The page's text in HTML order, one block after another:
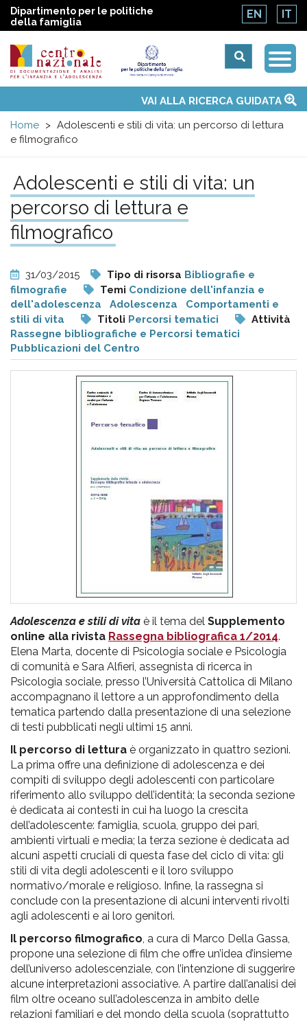
Dipartimento per le politiche
della famiglia
EN IT
Centro
nazionale
di
Documentazione
e
analisi
pr
l'infanzia
e
l'adolescenza
menu
Temi
Attività
Convenzione ONUVAI ALLA RICERCA GUIDATA
Home
Adolescenti e stili di vita: un percorso di lettura
e filmografico
Adolescenti e stili di vita: un
percorso di lettura e
filmografico
31/03/2015 Tipo di risorsa Bibliografie e
filmografie
Temi Condizione dell'infanzia e
dell'adolescenza
Adolescenza
Comportamenti e
stili di vita
Titoli Percorsi tematici
Attività
Rassegne bibliografiche e Percorsi tematici
Pubblicazioni del Centro
Adolescenza e stili di vita è il tema del Supplemento
online alla rivista Rassegna bibliografica 1/2014.
Elena Marta, docente di Psicologia sociale e Psicologia
di comunità e Sara Alfieri, assegnista di ricerca in
Psicologia sociale, presso l’Università Cattolica di Milano
accompagnano il lettore a un approfondimento della
tematica partendo dalla presentazione di una selezione
di testi pubblicati negli ultimi 15 anni.
Il percorso di lettura è organizzato in quattro sezioni.
La prima offre una definizione di adolescenza e dei
compiti di sviluppo degli adolescenti con particolare
riferimento allo sviluppo dell’identità; la seconda sezione
è dedicata ai contesti in cui ha luogo la crescita
dell’adolescente: famiglia, scuola, gruppo dei pari,
ambienti virtuali e media; la terza sezione è dedicata ad
alcuni aspetti cruciali di questa fase del ciclo di vita: gli
stili di vita degli adolescenti e il loro sviluppo
normativo/morale e religioso. Infine, la rassegna si
conclude con la presentazione di alcuni interventi rivolti
agli adolescenti e ai loro genitori.
Il percorso filmografico, a cura di Marco Della Gassa,
propone una selezione di film che offre un’idea d’insieme
dell’universo adolescenziale, con l’intenzione di suggerire
alcune interpretazioni associative. A partire dall’analisi dei
film oltre oceano sull’adolescenza in ambito delle
relazioni familiari e del mondo della scuola (soprattutto